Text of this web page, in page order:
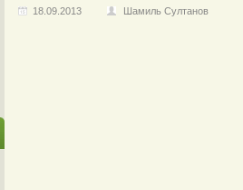
18.09.2013 Шамиль Султанов